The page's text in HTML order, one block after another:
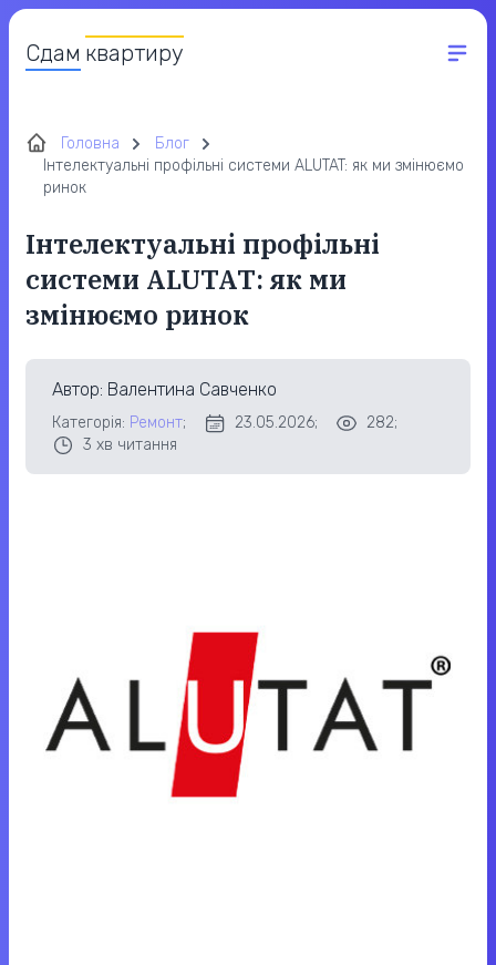
Сдам квартиру
Головна
Блог
Інтелектуальні профільні системи ALUTAT: як ми змінюємо
ринок
Інтелектуальні профільні
системи ALUTAT: як ми
змінюємо ринок
Автор: Валентина Савченко
Категорія: Ремонт; 23.05.2026;
282;
3 хв читання